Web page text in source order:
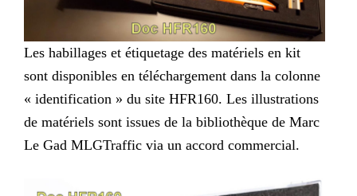
Les habillages et étiquetage des matériels en kit
sont disponibles en téléchargement dans la colonne
« identification » du site HFR160. Les illustrations
de matériels sont issues de la bibliothèque de Marc
Le Gad MLGTraffic via un accord commercial.